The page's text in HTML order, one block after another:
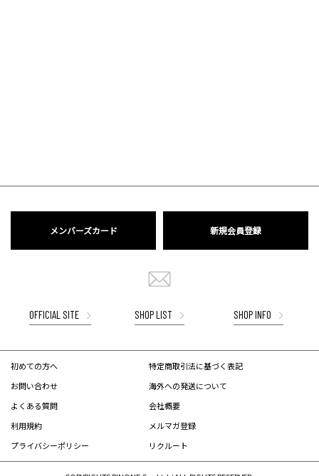
メンバーズカード 新規会員登録
OFFICIAL SITE SHOP LIST SHOP INFO
初めての方へ
お問い合わせ
よくある質問
利用規約
プライバシーポリシー
特定商取引法に基づく表記
海外への発送について
会社概要
メルマガ登録
リクルート